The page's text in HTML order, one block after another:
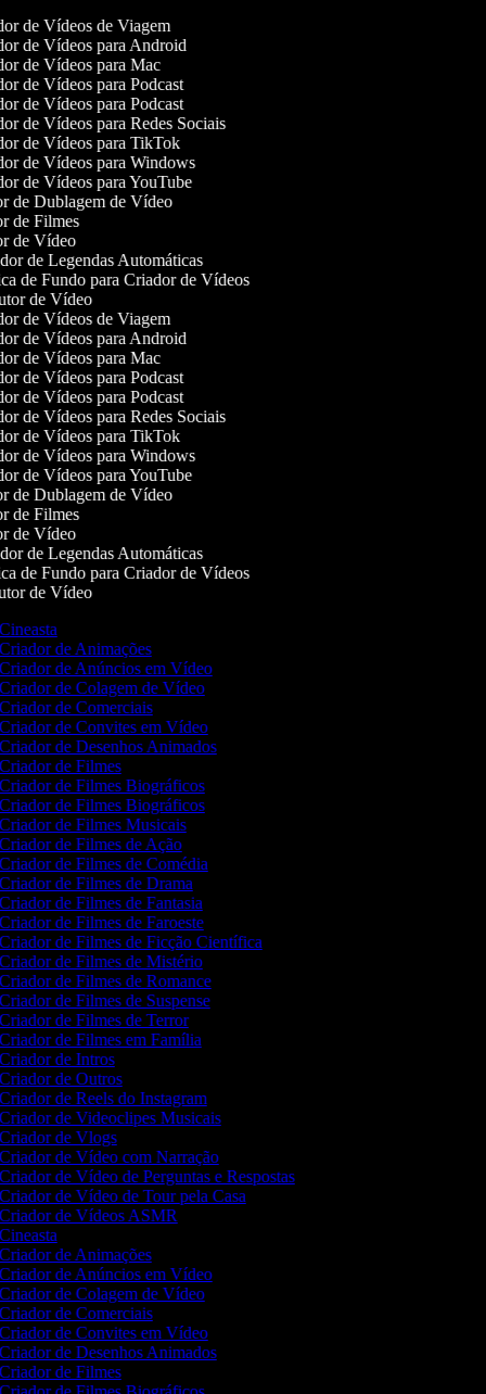
de Vídeos de Viagem
de Vídeos para Android
de Vídeos para Mac
de Vídeos para Podcast
de Vídeos para Podcast
de Vídeos para Redes Sociais
de Vídeos para TikTok
de Vídeos para Windows
de Vídeos para YouTube
de Dublagem de Vídeo
de Filmes
de Vídeo
de Legendas Automáticas
de Fundo para Criador de Vídeos
de Vídeo
de Vídeos de Viagem
de Vídeos para Android
de Vídeos para Mac
de Vídeos para Podcast
de Vídeos para Podcast
de Vídeos para Redes Sociais
de Vídeos para TikTok
de Vídeos para Windows
de Vídeos para YouTube
de Dublagem de Vídeo
de Filmes
de Vídeo
de Legendas Automáticas
de Fundo para Criador de Vídeos
de Vídeo
de Animações
de Anúncios em Vídeo
de Colagem de Vídeo
de Comerciais
de Convites em Vídeo
de Desenhos Animados
de Filmes
de Filmes Biográficos
de Filmes Biográficos
de Filmes Musicais
de Filmes de Ação
de Filmes de Comédia
de Filmes de Drama
de Filmes de Fantasia
de Filmes de Faroeste
de Filmes de Ficção Científica
de Filmes de Mistério
de Filmes de Romance
de Filmes de Suspense
de Filmes de Terror
de Filmes em Família
de Intros
de Outros
de Reels do Instagram
de Videoclipes Musicais
de Vlogs
de Vídeo com Narração
de Vídeo de Perguntas e Respostas
de Vídeo de Tour pela Casa
de Vídeos ASMR
de Animações
de Anúncios em Vídeo
de Colagem de Vídeo
de Comerciais
de Convites em Vídeo
de Desenhos Animados
de Filmes